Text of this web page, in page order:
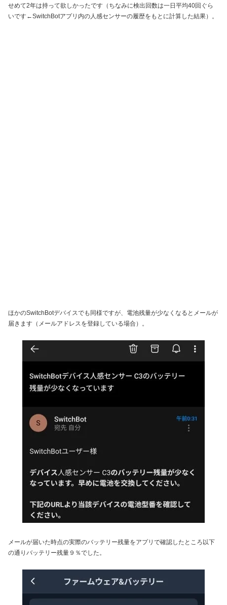
せめて2年は持って欲しかったです（ちなみに検出回数は一日平均40回ぐら
いです←SwitchBotアプリ内の人感センサーの履歴をもとに計算した結果）。
ほかのSwitchBotデバイスでも同様ですが、電池残量が少なくなるとメールが
届きます（メールアドレスを登録している場合）。
メールが届いた時点の実際のバッテリー残量をアプリで確認したところ以下
の通りバッテリー残量９％でした。